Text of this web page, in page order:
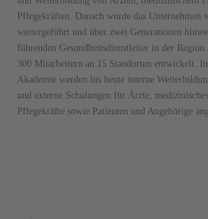
Pflegekräften. Danach wurde das Unternehmen
weitergeführt und über zwei Generationen
führenden Gesundheitsdienstleiter in der
300 Mitarbeitern an 15 Standorten entwickelt.
Akademie werden bis heute interne
und externe Schulungen für Ärzte,
Pflegekräfte sowie Patienten und Angehörige